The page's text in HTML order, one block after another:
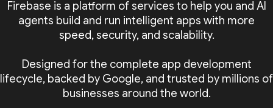
Firebase is a platform of services to help you and AI
agents build and run intelligent apps with more
speed, security, and scalability.
Designed for the complete app development
lifecycle, backed by Google, and trusted by millions of
businesses around the world.